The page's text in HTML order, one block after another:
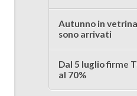
Autunno in
sono arrivati
Dal 5 luglio firme
al 70%